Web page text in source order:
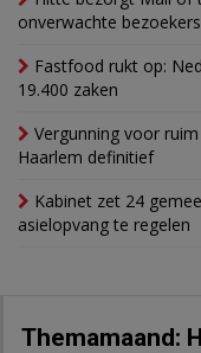
onverwachte
Fastfood rukt op:
19.400 zaken
Vergunning voor
Haarlem definitief
Kabinet zet 24
asielopvang te regelen
Themamaand: